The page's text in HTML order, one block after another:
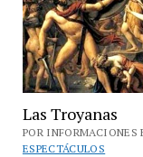
Las Troyanas
POR INFORMACIONES
ESPECTÁCULOS